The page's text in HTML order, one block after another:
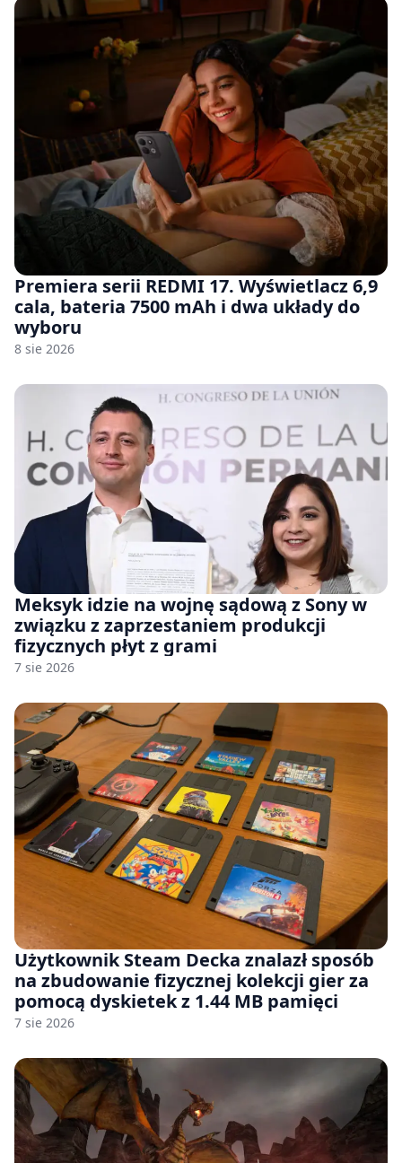
Premiera serii REDMI 17. Wyświetlacz 6,9
cala, bateria 7500 mAh i dwa układy do
wyboru
8 sie 2026
Meksyk idzie na wojnę sądową z Sony w
związku z zaprzestaniem produkcji
fizycznych płyt z grami
7 sie 2026
Użytkownik Steam Decka znalazł sposób
na zbudowanie fizycznej kolekcji gier za
pomocą dyskietek z 1.44 MB pamięci
7 sie 2026